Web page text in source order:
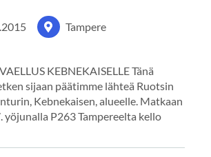
Tampere
KEBNEKAISELLE Tänä
sijaan päätimme lähteä Ruotsin
Kebnekaisen, alueelle. Matkaan
yöjunalla P263 Tampereelta kello